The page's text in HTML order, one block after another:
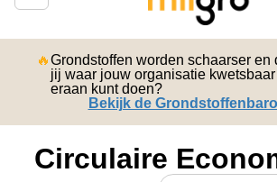
english
🔥Grondstoffen worden schaarser en
jij waar jouw organisatie
eraan kunt doen?
Bekijk de
Circulaire